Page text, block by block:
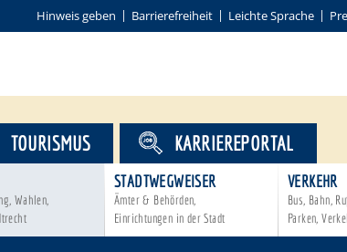
Hinweis geben Barrierefreiheit Leichte Sprache
Wahlen,
STADTWEGWEISER
Ämter & Behörden,
Einrichtungen in der Stadt
VERKEHR
Bus, Bahn,
Parken,
TOURISMUS KARRIEREPORTAL